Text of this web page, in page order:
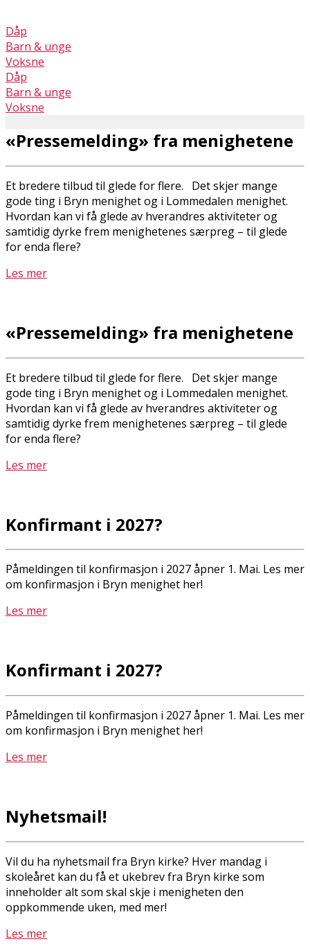
Dåp
Barn & unge
Voksne
Dåp
Barn & unge
Voksne
«Pressemelding» fra menighetene
Et bredere tilbud til glede for flere. Det skjer mange
gode ting i Bryn menighet og i Lommedalen menighet.
Hvordan kan vi få glede av hverandres aktiviteter og
samtidig dyrke frem menighetenes særpreg – til glede
for enda flere?
Les mer
«Pressemelding» fra menighetene
Et bredere tilbud til glede for flere. Det skjer mange
gode ting i Bryn menighet og i Lommedalen menighet.
Hvordan kan vi få glede av hverandres aktiviteter og
samtidig dyrke frem menighetenes særpreg – til glede
for enda flere?
Les mer
Konfirmant i 2027?
Påmeldingen til konfirmasjon i 2027 åpner 1. Mai. Les mer
om konfirmasjon i Bryn menighet her!
Les mer
Konfirmant i 2027?
Påmeldingen til konfirmasjon i 2027 åpner 1. Mai. Les mer
om konfirmasjon i Bryn menighet her!
Les mer
Nyhetsmail!
Vil du ha nyhetsmail fra Bryn kirke? Hver mandag i
skoleåret kan du få et ukebrev fra Bryn kirke som
inneholder alt som skal skje i menigheten den
oppkommende uken, med mer!
Les mer